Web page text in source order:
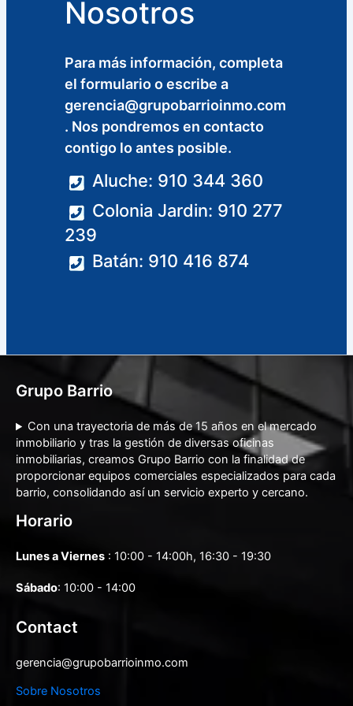
Nosotros
Para más información, completa
el formulario o escribe a
gerencia@grupobarrioinmo.com
. Nos pondremos en contacto
contigo lo antes posible.
Aluche: 910 344 360
Colonia Jardin: 910 277
239
Batán: 910 416 874
Grupo Barrio
Con una trayectoria de más de 15 años en el mercado
inmobiliario y tras la gestión de diversas oficinas
inmobiliarias, creamos Grupo Barrio con la finalidad de
proporcionar equipos comerciales especializados para cada
barrio, consolidando así un servicio experto y cercano.
Horario
Lunes a Viernes : 10:00 - 14:00h, 16:30 - 19:30
Sábado: 10:00 - 14:00
Contact
gerencia@grupobarrioinmo.com
Sobre Nosotros